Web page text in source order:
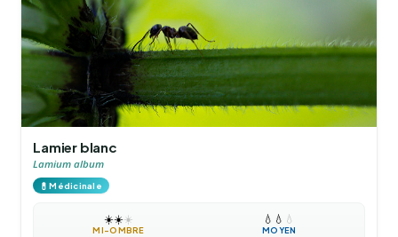
Lamier blanc
Lamium album
💊Médicinale
☀️☀️☀️
MI-OMBRE
💧 💧 💧
MOYEN